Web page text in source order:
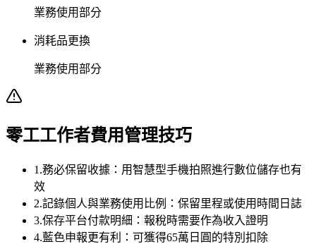
業務使用部分
消耗品更換
業務使用部分
零工工作者費用管理技巧
1 .務必保留收據：用智慧型手機拍照進行數位儲存也有
效
2.記錄個人與業務使用比例：保留里程或使用時間日誌
3.保存平台付款明細：報稅時需要作為收入證明
4.藍色申報更有利：可獲得65萬日圓的特別扣除